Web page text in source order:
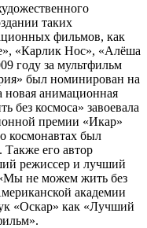
таких
фильмов, как
«Карлик Нос», «Алёша
году за мультфильм
был номинирован на
новая анимационная
космоса» завоевала
премии «Икар»
космонавтах был
его автор
режиссер и лучший
не можем жить без
академии
«Оскар» как «Лучший